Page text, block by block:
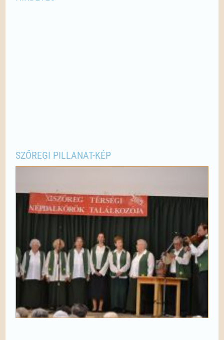
SZŐREGI PILLANAT-KÉP